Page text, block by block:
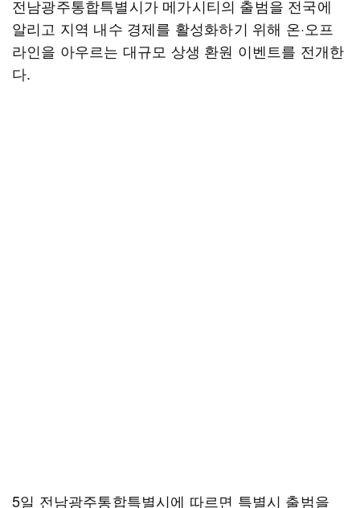
전남광주통합특별시가 메가시티의 출범을 전국에
알리고 지역 내수 경제를 활성화하기 위해 온·오프
라인을 아우르는 대규모 상생 환원 이벤트를 전개한
다.
5일 전남광주통합특별시에 따르면 특별시 출범을